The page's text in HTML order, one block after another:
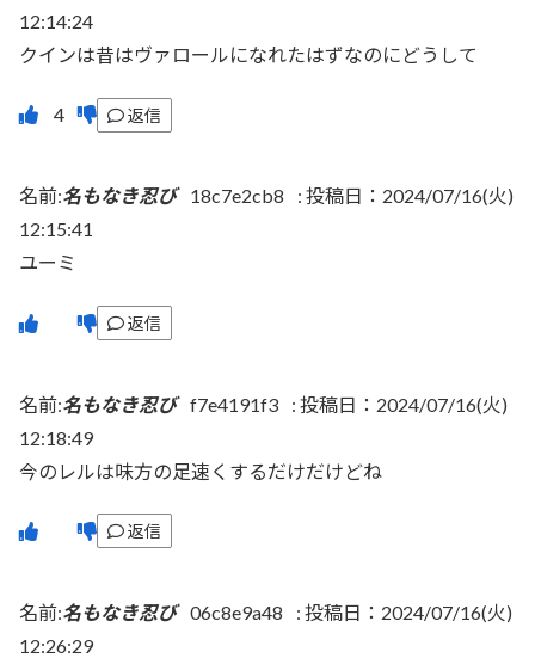
12:14:24
クインは昔はヴァロールになれたはずなのにどうして
返信
名前:名もなき忍び 18c7e2cb8 : 投稿日：2024/07/16(火)
12:15:41
ユーミ
返信
名前:名もなき忍び f7e4191f3 : 投稿日：2024/07/16(火)
12:18:49
今のレルは味方の足速くするだけだけどね
返信
名前:名もなき忍び 06c8e9a48 : 投稿日：2024/07/16(火)
12:26:29